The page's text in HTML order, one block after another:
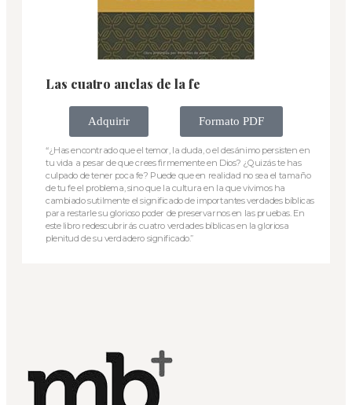
Las cuatro anclas de la fe
Adquirir Formato PDF
“¿Has encontrado que el temor, la duda, o el desánimo persisten en
tu vida a pesar de que crees firmemente en Dios? ¿Quizás te has
culpado de tener poca fe? Puede que en realidad no sea el tamaño
de tu fe el problema, sino que la cultura en la que vivimos ha
cambiado sutilmente el significado de importantes verdades bíblicas
para restarle su glorioso poder de preservarnos en las pruebas. En
este libro redescubrirás cuatro verdades bíblicas en la gloriosa
plenitud de su verdadero significado.”